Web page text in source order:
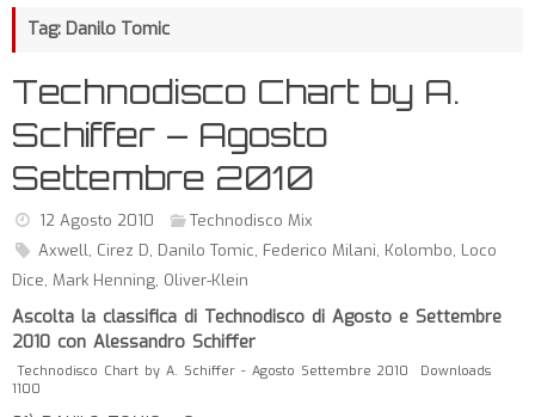
Tag: Danilo Tomic
Technodisco Chart by A.
Schiffer – Agosto
Settembre 2010
12 Agosto 2010
Technodisco Mix
Axwell, Cirez D, Danilo Tomic, Federico Milani, Kolombo, Loco
Dice, Mark Henning, Oliver-Klein
Ascolta la classifica di Technodisco di Agosto e Settembre
2010 con Alessandro Schiffer
Technodisco Chart by A. Schiffer - Agosto Settembre 2010
Downloads
1100